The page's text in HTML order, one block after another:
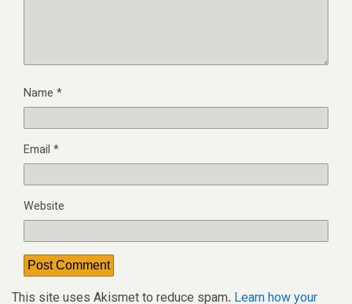
Name *
Email *
Website
This site uses Akismet to reduce spam. Learn how your